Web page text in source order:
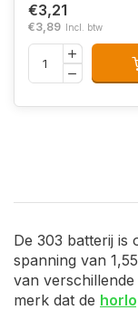
€3,21
€3,89 Incl. btw
De 303 batterij is
spanning van
van
merk dat de